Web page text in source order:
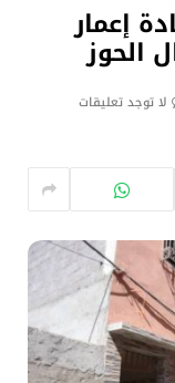
إعمار
الحوز
لا توجد تعليقات